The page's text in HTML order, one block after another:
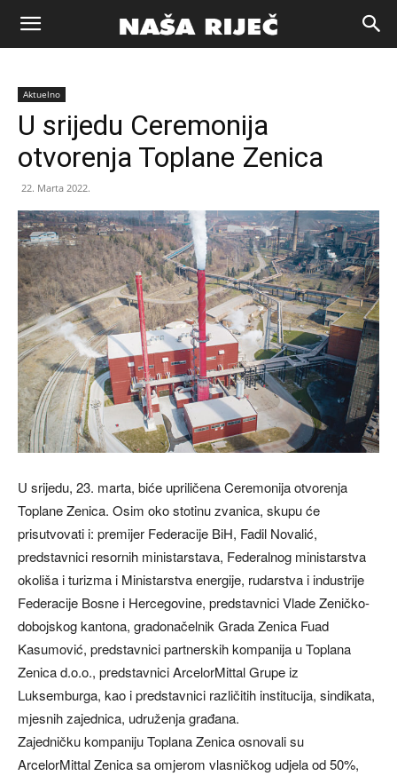
Naša
riječ
Aktuelno
U srijedu Ceremonija
otvorenja Toplane Zenica
22. Marta 2022.
U srijedu, 23. marta, biće upriličena Ceremonija otvorenja
Toplane Zenica. Osim oko stotinu zvanica, skupu će
prisutvovati i: premijer Federacije BiH, Fadil Novalić,
predstavnici resornih ministarstava, Federalnog ministarstva
okoliša i turizma i Ministarstva energije, rudarstva i industrije
Federacije Bosne i Hercegovine, predstavnici Vlade Zeničko-
dobojskog kantona, gradonačelnik Grada Zenica Fuad
Kasumović, predstavnici partnerskih kompanija u Toplana
Zenica d.o.o., predstavnici ArcelorMittal Grupe iz
Luksemburga, kao i predstavnici različitih institucija, sindikata,
mjesnih zajednica, udruženja građana.
Zajedničku kompaniju Toplana Zenica osnovali su
ArcelorMittal Zenica sa omjerom vlasničkog udjela od 50%,